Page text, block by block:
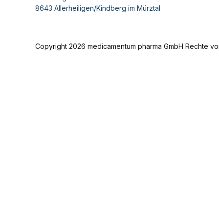
8643 Allerheiligen/Kindberg im Mürztal
Copyright 2026 medicamentum pharma GmbH Rechte